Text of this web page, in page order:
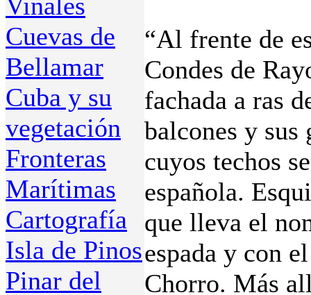
Cuevas de
Bellamar
Cuba y su
vegetación
Fronteras
Marítimas
Cartografía
Isla de Pinos
Pinar del
“Al frente de
Condes de
fachada a ras
balcones y sus
cuyos techos
española.
que lleva el
espada y con
Chorro. Más